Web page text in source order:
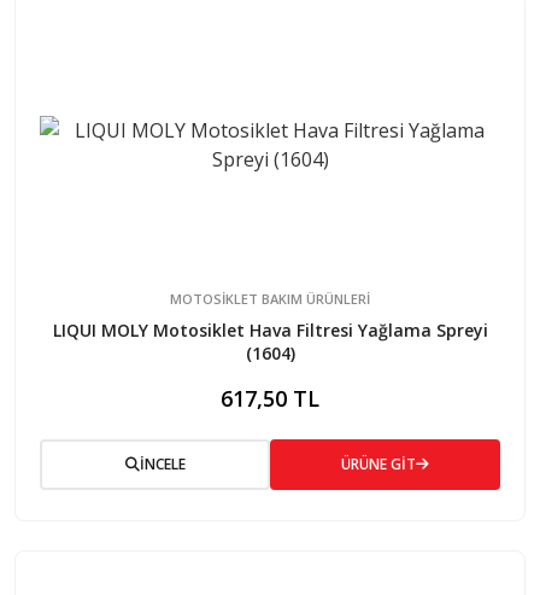
MOTOSİKLET BAKIM ÜRÜNLERİ
LIQUI MOLY Motosiklet Hava Filtresi Yağlama Spreyi
(1604)
617,50 TL
İNCELE ÜRÜNE GİT